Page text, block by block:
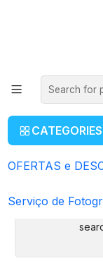
CATEGORIES
OFERTAS e
Serviço de
Mês da
Aproveita o mês da
descontos
You can try